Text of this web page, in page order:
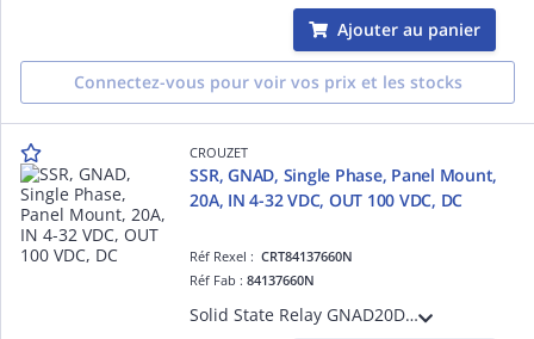
Ajouter au panier
Connectez-vous pour voir vos prix et les stocks
CROUZET
SSR, GNAD, Single Phase, Panel Mount,
20A, IN 4-32 VDC, OUT 100 VDC, DC
Réf Rexel :CRT84137660N
Réf Fab :84137660N
Solid State Relay GNAD20DM, GNAD Series, Single Phase, Panel Mount, 20A, Input Voltage 4-32 VDC, Output Voltage 100 VDC, DC, Input Protection, IP20